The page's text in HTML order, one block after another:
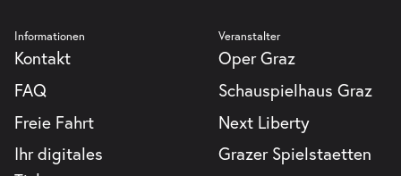
Informationen
Kontakt
FAQ
Freie Fahrt
Ihr digitales
Veranstalter
Oper Graz
Schauspielhaus Graz
Next Liberty
Grazer Spielstaetten